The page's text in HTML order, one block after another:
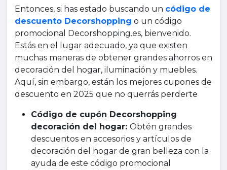
Entonces, si has estado buscando un código de
descuento Decorshopping o un código
promocional Decorshopping.es, bienvenido.
Estás en el lugar adecuado, ya que existen
muchas maneras de obtener grandes ahorros en
decoración del hogar, iluminación y muebles.
Aquí, sin embargo, están los mejores cupones de
descuento en 2025 que no querrás perderte
Código de cupón Decorshopping
decoración del hogar: Obtén grandes
descuentos en accesorios y artículos de
decoración del hogar de gran belleza con la
ayuda de este código promocional